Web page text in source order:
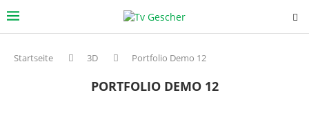
Startseite 3D Portfolio Demo 12
PORTFOLIO DEMO 12